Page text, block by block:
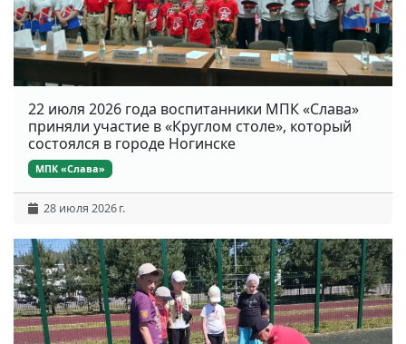
22 июля 2026 года воспитанники МПК «Слава»
приняли участие в «Круглом столе», который
состоялся в городе Ногинске
МПК «Слава»
28 июля 2026 г.